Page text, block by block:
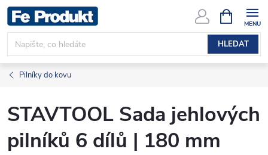
Přejít
na
obsah
HLEDAT
NÁKUPNÍ
KOŠÍK
Pilníky do kovu
STAVTOOL Sada jehlových
pilníků 6 dílů | 180 mm